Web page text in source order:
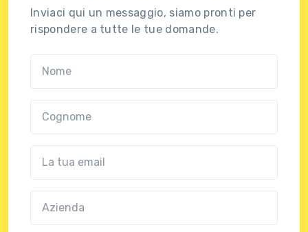
Inviaci qui un messaggio, siamo pronti per
rispondere a tutte le tue domande.